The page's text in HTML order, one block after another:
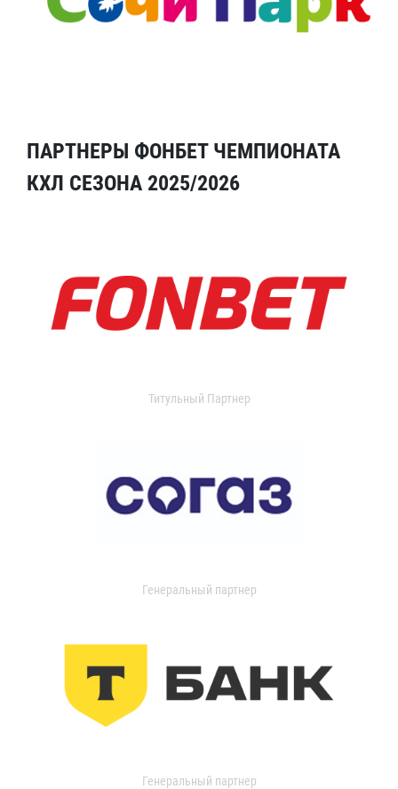
ПАРТНЕРЫ ФОНБЕТ ЧЕМПИОНАТА
КХЛ СЕЗОНА 2025/2026
Титульный Партнер
Генеральный партнер
Генеральный партнер